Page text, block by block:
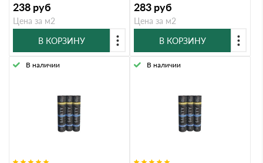
238 руб
Цена за м2
В КОРЗИНУ
283 руб
Цена за м2
В КОРЗИНУ
В наличии В наличии